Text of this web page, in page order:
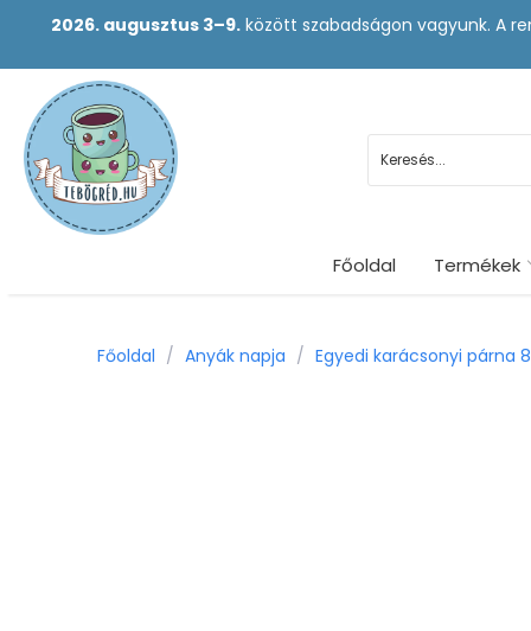
2026. augusztus 3–9. között szabadságon vagyunk. A
Főoldal Termékek
Főoldal / Anyák napja / Egyedi karácsonyi párna